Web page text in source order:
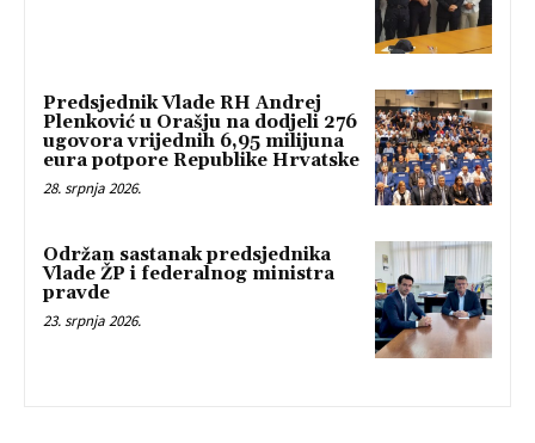
Predsjednik Vlade RH Andrej
Plenković u Orašju na dodjeli 276
ugovora vrijednih 6,95 milijuna
eura potpore Republike Hrvatske
28. srpnja 2026.
Održan sastanak predsjednika
Vlade ŽP i federalnog ministra
pravde
23. srpnja 2026.